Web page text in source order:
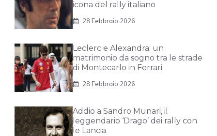
icona del rally italiano
28 Febbraio 2026
Leclerc e Alexandra: un
matrimonio da sogno tra le strade
di Montecarlo in Ferrari
28 Febbraio 2026
Addio a Sandro Munari, il
leggendario ‘Drago’ dei rally con
le Lancia